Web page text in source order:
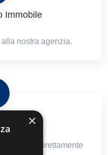
Immobile
nostra agenzia.
direttamente
×